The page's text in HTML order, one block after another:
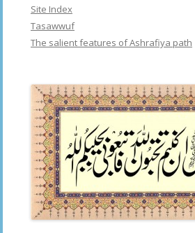
Site Index
Tasawwuf
The salient features of Ashrafiya path